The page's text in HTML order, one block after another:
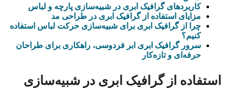
کاربردهای گرافیک ابری در شبیه‌سازی پارچه و لباس
مزایای استفاده از گرافیک ابری در طراحی مد
چرا از گرافیک ابری برای شبیه‌سازی حرکت لباس استفاده
کنیم؟
سرور گرافیک ابری ابر فردوسی، راهکاری برای طراحان
حرفه‌ای و تازه‌کار
استفاده از گرافیک ابری در شبیه‌سازی